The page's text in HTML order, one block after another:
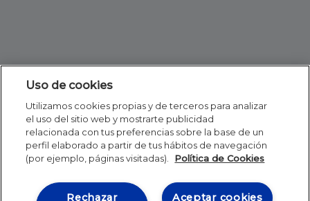
Uso de cookies
Utilizamos cookies propias y de terceros para analizar
el uso del sitio web y mostrarte publicidad
relacionada con tus preferencias sobre la base de un
perfil elaborado a partir de tus hábitos de navegación
(por ejemplo, páginas visitadas).
Política de Cookies
Aceptar cookies
Rechazar